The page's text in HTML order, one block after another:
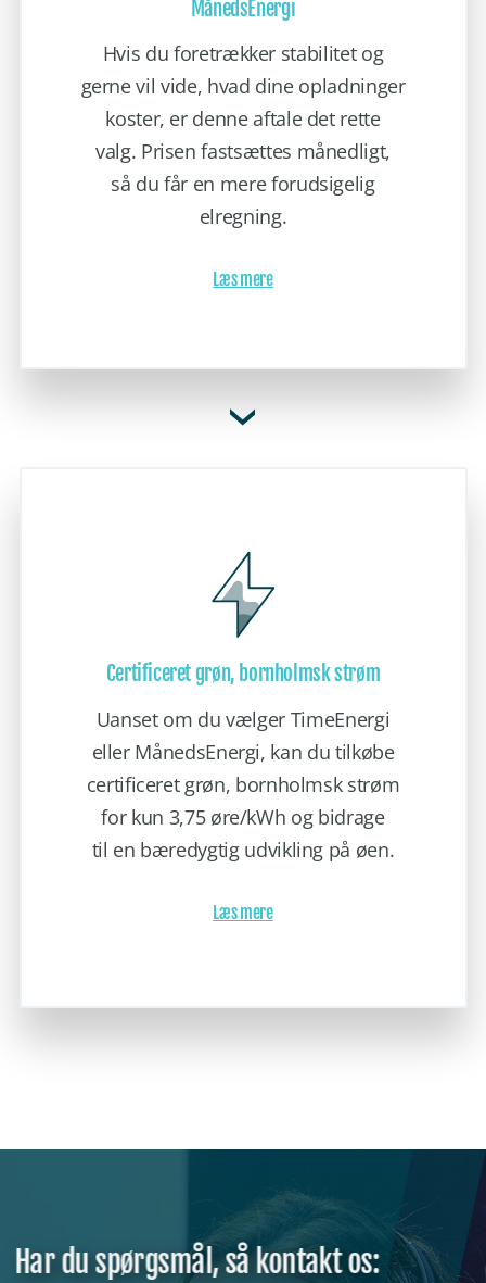
MånedsEnergi
Hvis du foretrækker stabilitet og
gerne vil vide, hvad dine opladninger
koster, er denne aftale det rette
valg. Prisen fastsættes månedligt,
så du får en mere forudsigelig
elregning.
Læs mere
Certificeret grøn, bornholmsk strøm
Uanset om du vælger TimeEnergi
eller MånedsEnergi, kan du tilkøbe
certificeret grøn, bornholmsk strøm
for kun 3,75 øre/kWh og bidrage
til en bæredygtig udvikling på øen.
Læs mere
Har du spørgsmål, så kontakt os: